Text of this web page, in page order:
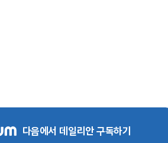
다음에서 데일리안 구독하기